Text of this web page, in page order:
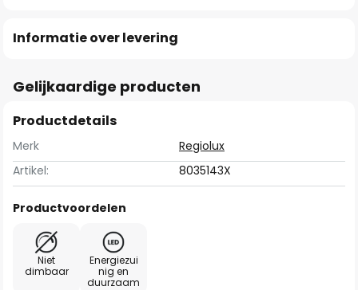
Informatie over levering
Gelijkaardige producten
Productdetails
Merk
Regiolux
Artikel:
8035143X
Productvoordelen
Niet
dimbaar
Energiezui
nig en
duurzaam